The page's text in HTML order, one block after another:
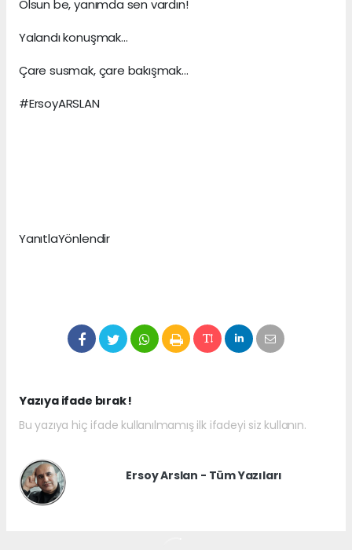
Olsun be, yanımda sen vardın!
Yalandı konuşmak...
Çare susmak, çare bakışmak...
#ErsoyARSLAN
YanıtlaYönlendir
Yazıya ifade bırak !
Bu yazıya hiç ifade kullanılmamış ilk ifadeyi siz kullanın.
Ersoy Arslan - Tüm Yazıları